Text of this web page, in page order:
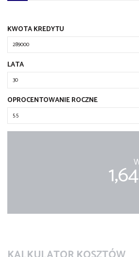
KWOTA KREDYTU
LATA
OPROCENTOWANIE ROCZNE